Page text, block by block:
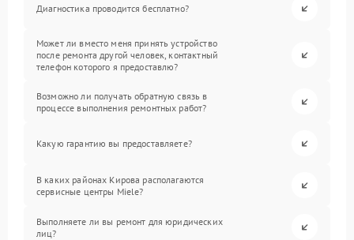
Диагностика проводится бесплатно?
Может ли вместо меня принять устройство
после ремонта другой человек, контактный
телефон которого я предоставлю?
Возможно ли получать обратную связь в
процессе выполнения ремонтных работ?
Какую гарантию вы предоставляете?
В каких районах Кирова располагаются
сервисные центры Miele?
Выполняете ли вы ремонт для юридических
лиц?